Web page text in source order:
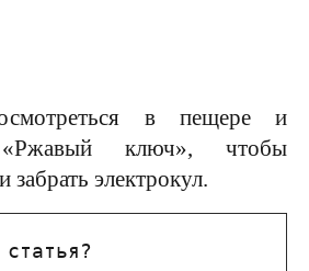
в пещере и
«Ржавый ключ», чтобы
забрать электрокул.